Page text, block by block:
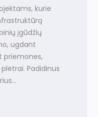
kurie
įgūdžių
ugdant
priemones,
Padidinus